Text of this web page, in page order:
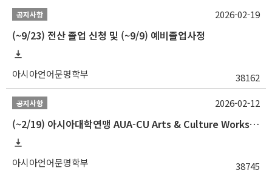
공지사항
(~9/23) 전산 졸업 신청 및 (~9/9) 예비졸업사정
아시아언어문명학부 38162
2026-02-19
공지사항
(~2/19) 아시아대학연맹 AUA-CU Arts & Culture Workshop Camp 2026 참가자 선발 안내
아시아언어문명학부 38745
2026-02-12